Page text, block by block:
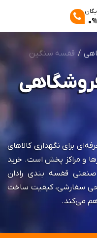
قفسه سنگین
برای نگهداری کالاهای
و مراکز پخش است. خرید
قفسه بندی رادان
سفارشی، کیفیت ساخت
می‌کند.